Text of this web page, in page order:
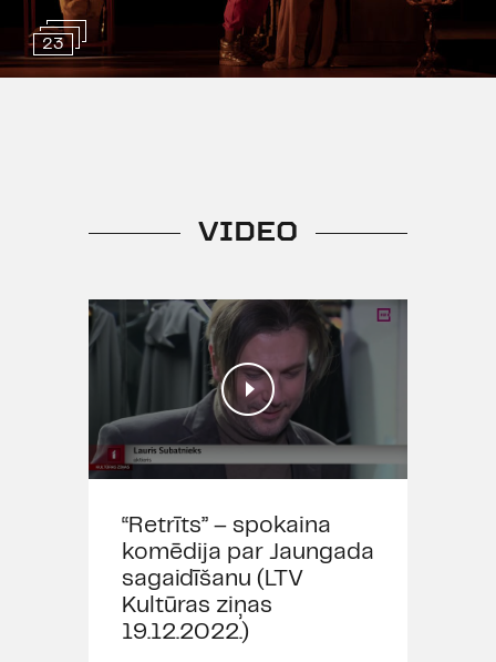
2008. gadā Londonas Karaliskā
galma teātrī (
Royal Court theatre
bet vēl joprojām tās iestudējumi
Vecuma ierobežojums 12+
23
VIDEO
“Retrīts” – spokaina
komēdija par Jaungada
sagaidīšanu (LTV
Kultūras ziņas
19.12.2022.)